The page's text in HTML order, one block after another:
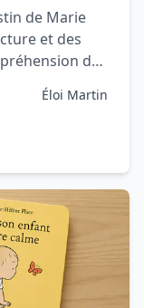
de Marie
et des
du
Éloi Martin